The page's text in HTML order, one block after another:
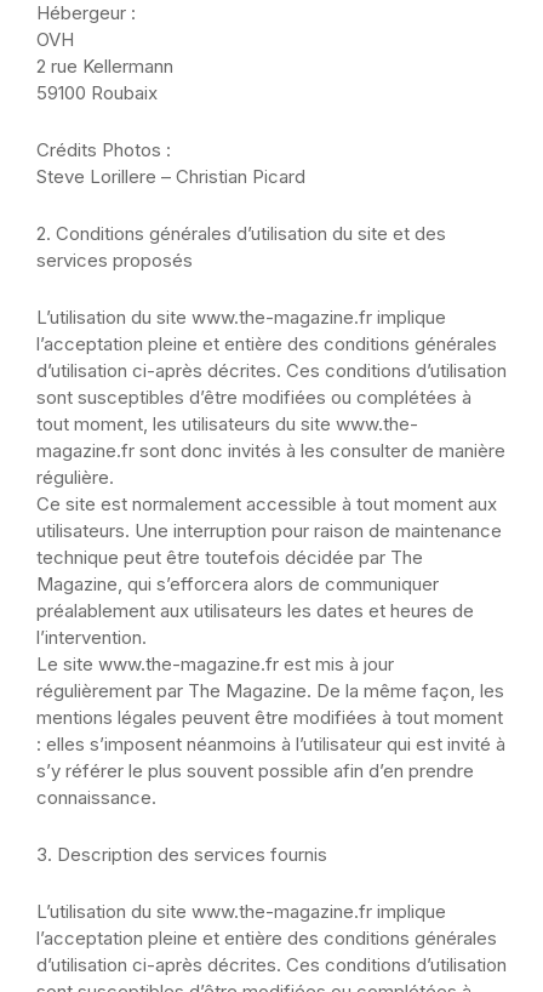
Hébergeur :
OVH
2 rue Kellermann
59100 Roubaix
Crédits Photos :
Steve Lorillere – Christian Picard
2. Conditions générales d’utilisation du site et des
services proposés
L’utilisation du site www.the-magazine.fr implique
l’acceptation pleine et entière des conditions générales
d’utilisation ci-après décrites. Ces conditions d’utilisation
sont susceptibles d’être modifiées ou complétées à
tout moment, les utilisateurs du site www.the-
magazine.fr sont donc invités à les consulter de manière
régulière.
Ce site est normalement accessible à tout moment aux
utilisateurs. Une interruption pour raison de maintenance
technique peut être toutefois décidée par The
Magazine, qui s’efforcera alors de communiquer
préalablement aux utilisateurs les dates et heures de
l’intervention.
Le site www.the-magazine.fr est mis à jour
régulièrement par The Magazine. De la même façon, les
mentions légales peuvent être modifiées à tout moment
: elles s’imposent néanmoins à l’utilisateur qui est invité à
s’y référer le plus souvent possible afin d’en prendre
connaissance.
3. Description des services fournis
L’utilisation du site www.the-magazine.fr implique
l’acceptation pleine et entière des conditions générales
d’utilisation ci-après décrites. Ces conditions d’utilisation